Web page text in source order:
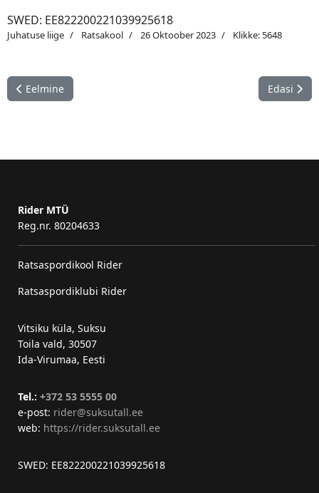
SWED: EE822200221039925618
Juhatuse liige Ratsakool 26 Oktoober 2023 Klikke: 5648
Eelmine artikkel: Ratsakool RIDER
Eelmine Järgmine
Edasi
Rider MTÜ
Reg.nr. 80204633
Ratsaspordikool Rider
Ratsaspordiklubi Rider
Vitsiku küla, Suksu
Toila vald, 30507
Ida-Virumaa, Eesti
Tel.: +372 53 5555 00
e-post: rider@suksutall.ee
web: https://rider.suksutall.ee
SWED: EE822200221039925618